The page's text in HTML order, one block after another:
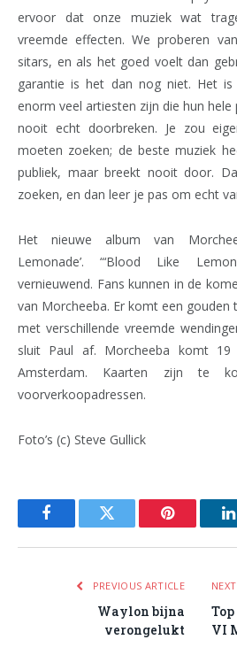
ervoor dat onze muziek wat
vreemde effecten. We proberen
sitars, en als het goed voelt dan
garantie is het dan nog niet. Het
enorm veel artiesten zijn die hun
nooit echt doorbreken. Je zou
moeten zoeken; de beste muziek
publiek, maar breekt nooit door.
zoeken, en dan leer je pas om echt
Het nieuwe album van
Lemonade’. “‘Blood Like
vernieuwend. Fans kunnen in de
van Morcheeba. Er komt een
met verschillende vreemde
sluit Paul af. Morcheeba komt 19
Amsterdam. Kaarten zijn te
voorverkoopadressen.
Foto’s (c) Steve Gullick
FacebookTwitter Pinterest
PREVIOUS ARTICLE
Waylon bijna
verongelukt
VI